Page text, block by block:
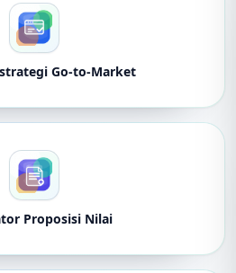
Go-to-Market
Proposisi Nilai